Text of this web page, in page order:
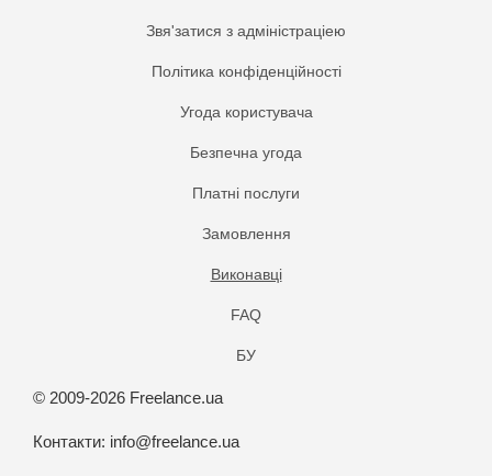
Звя'затися з адміністраціею
Політика конфіденційності
Угода користувача
Безпечна угода
Платнi послуги
Замовлення
Виконавці
FAQ
БУ
© 2009-2026 Freelance.ua
Контакти: info@freelance.ua